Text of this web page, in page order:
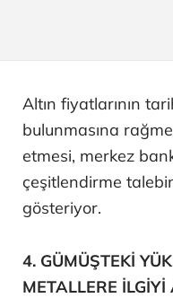
Altın fiyatlarının
bulunmasına
etmesi, merkez
çeşitlendirme
gösteriyor.
4. GÜMÜŞTEKİ
METALLERE